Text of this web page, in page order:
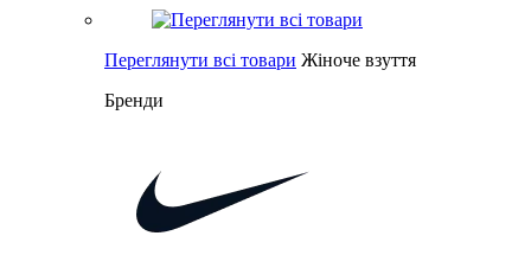
Переглянути всі товари Жіноче взуття
Бренди